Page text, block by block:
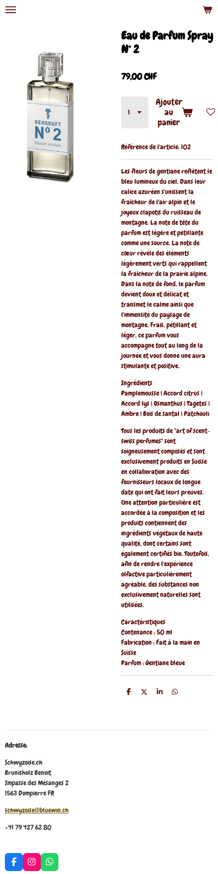
Passer
Eau de Parfum Spray
N° 2
79,00 CHF
Ajouter
au
panier
Référence de l'article:102
Les fleurs de gentiane reflètent le
bleu lumineux du ciel. Dans leur
calice azuréen s'unissent la
fraîcheur de l'air alpin et le
joyeux clapotis du ruisseau de
montagne. La note de tête du
parfum est légère et pétillante
comme une source. La note de
cœur révèle des éléments
légèrement verts qui rappellent
la fraîcheur de la prairie alpine.
Dans la note de fond, le parfum
devient doux et délicat et
transmet le calme ainsi que
l'immensité du paysage de
montagne. Frais, pétillant et
léger, ce parfum vous
accompagne tout au long de la
journée et vous donne une aura
stimulante et positive.
Ingrédients
Pamplemousse | Accord citrus |
Accord lys | Osmanthus | Tagetes |
Ambre | Bois de santal | Patchouli
Tous les produits de "art of scent-
swiss perfumes" sont
soigneusement composés et sont
exclusivement produits en Suisse
en collaboration avec des
fournisseurs locaux de longue
date qui ont fait leurs preuves.
Une attention particulière est
accordée à la composition et les
produits contiennent des
ingrédients végétaux de haute
qualité, dont certains sont
également certifiés bio. Toutefois,
afin de rendre l'expérience
olfactive particulièrement
agréable, des substances non
exclusivement naturelles sont
utilisées.
Caractéristiques
Contenance : 50 ml
Fabrication : Fait à la main en
Suisse
Parfum : Gentiane bleue
P
P
P
P
Adresse:
Schwyzoise.ch
Brunisholz Benoit
Impasse des Mésanges 2
1563 Dompierre FR
schwyzoise@bluewin.ch
+41 79 427 62 80
F
I
W